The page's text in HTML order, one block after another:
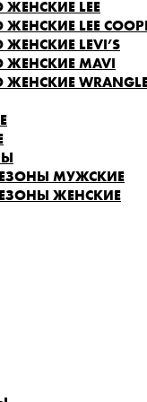
LEE
LEE
LEVI’S
MAVI
МУЖСКИЕ
ЖЕНСКИЕ